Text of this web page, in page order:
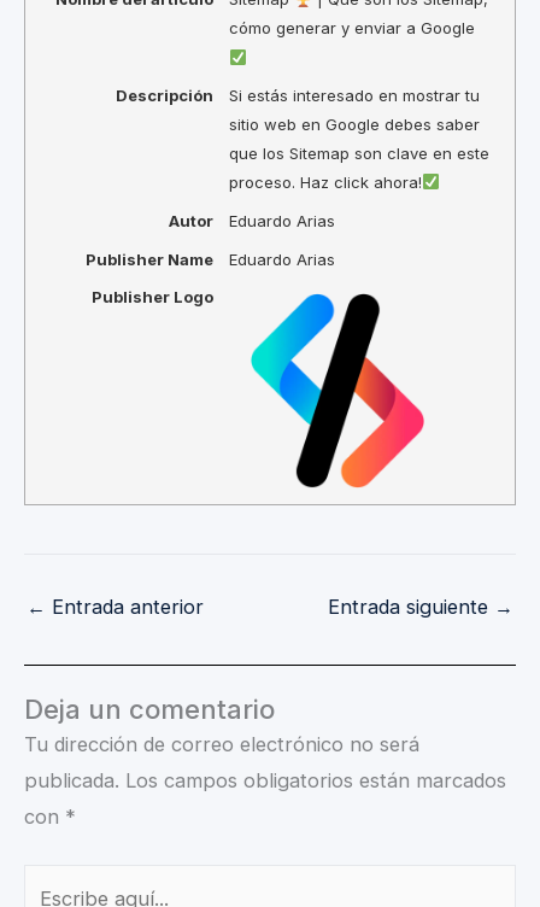
cómo generar y enviar a Google
Descripción
Si estás interesado en mostrar tu
sitio web en Google debes saber
que los Sitemap son clave en este
proceso. Haz click ahora!
Autor
Eduardo Arias
Publisher Name
Eduardo Arias
Publisher Logo
← Entrada anterior Entrada siguiente →
Deja un comentario
Tu dirección de correo electrónico no será
publicada. Los campos obligatorios están marcados
con *